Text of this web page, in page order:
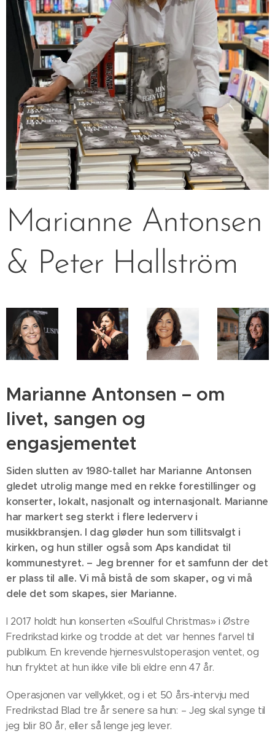
Marianne Antonsen
& Peter Hallström
Marianne Antonsen – om
livet, sangen og
engasjementet
Siden slutten av 1980-tallet har Marianne Antonsen
gledet utrolig mange med en rekke forestillinger og
konserter, lokalt, nasjonalt og internasjonalt. Marianne
har markert seg sterkt i flere lederverv i
musikkbransjen. I dag gløder hun som tillitsvalgt i
kirken, og hun stiller også som Aps kandidat til
kommunestyret. – Jeg brenner for et samfunn der det
er plass til alle. Vi må bistå de som skaper, og vi må
dele det som skapes, sier Marianne.
I 2017 holdt hun konserten «Soulful Christmas» i Østre
Fredrikstad kirke og trodde at det var hennes farvel til
publikum. En krevende hjernesvulstoperasjon ventet, og
hun fryktet at hun ikke ville bli eldre enn 47 år.
Operasjonen var vellykket, og i et 50 års-intervju med
Fredrikstad Blad tre år senere sa hun: – Jeg skal synge til
jeg blir 80 år, eller så lenge jeg lever.